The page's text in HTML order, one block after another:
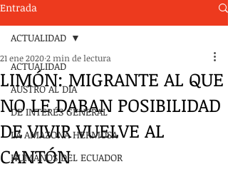
Entrada
ACTUALIDAD
AUSTRO AL DÍA
DE INTERÉS GENERAL
LA AMAZONA HERMOSA
HUMANOS DEL ECUADOR
ACTUALIDAD
LIMÓN: MIGRANTE AL QUE
NO LE DABAN POSIBILIDAD
DE VIVIR VUELVE AL
CANTÓN
21 ene 20202 min de lectura